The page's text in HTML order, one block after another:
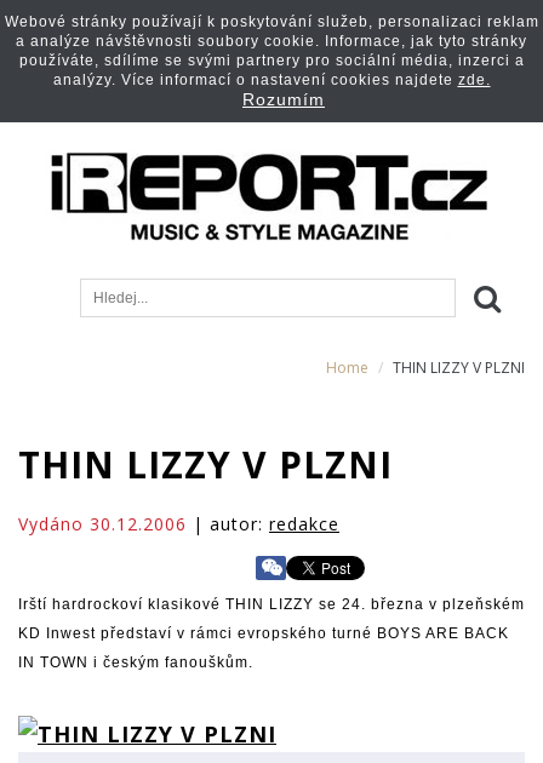
Home THIN LIZZY V PLZNI
THIN LIZZY V PLZNI
Vydáno 30.12.2006 | autor: redakce
Irští hardrockoví klasikové THIN LIZZY se 24. března v plzeňském
KD Inwest představí v rámci evropského turné BOYS ARE BACK
IN TOWN i českým fanouškům.
Webové stránky používají k poskytování služeb, personalizaci reklam
a analýze návštěvnosti soubory cookie. Informace, jak tyto stránky
používáte, sdílíme se svými partnery pro sociální média, inzerci a
analýzy. Více informací o nastavení cookies najdete zde.
Rozumím